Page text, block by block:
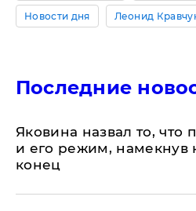
Новости дня Леонид
Последние
Яковина назвал то, что
и его режим, намекнув
конец